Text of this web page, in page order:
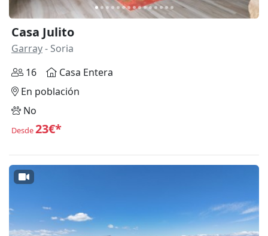
Casa Julito
Garray- Soria
16
Casa Entera
En población
No
Desde23€*